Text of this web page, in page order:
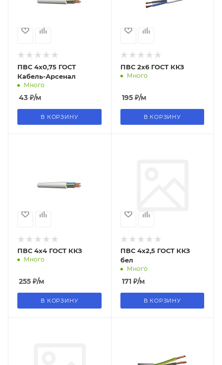
ПВС 4х0,75 ГОСТ
Кабель-Арсенал
Много
43 ₽/м
В КОРЗИНУ
ПВС 2х6 ГОСТ ККЗ
Много
195₽/м
В КОРЗИНУ
ПВС 4х4 ГОСТ ККЗ
Много
255 ₽/м
В КОРЗИНУ
ПВС 4х2,5 ГОСТ ККЗ
бел
Много
171₽/м
В КОРЗИНУ